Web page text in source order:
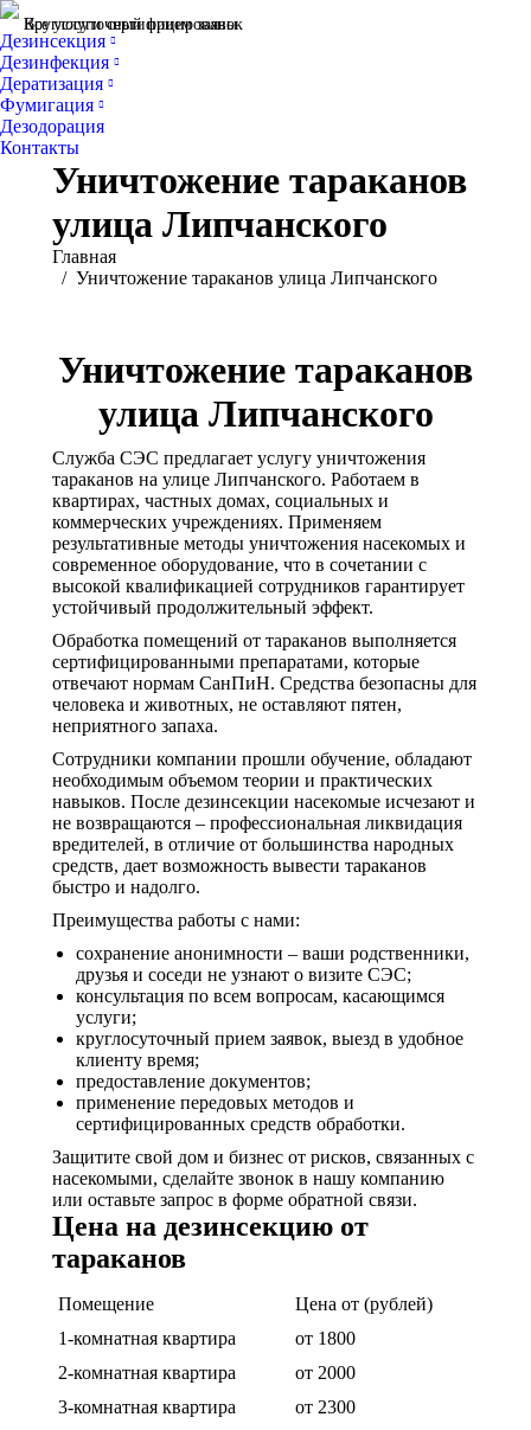
Все услуги сертифицированы
Круглосуточный прием заявок
Дезинсекция
Дезинфекция
Дератизация
Фумигация
Дезодорация
Контакты
Уничтожение тараканов
улица Липчанского
Вы здесь:
Главная
Уничтожение тараканов улица Липчанского
Уничтожение тараканов
улица Липчанского
Служба СЭС предлагает услугу уничтожения
тараканов на улице Липчанского. Работаем в
квартирах, частных домах, социальных и
коммерческих учреждениях. Применяем
результативные методы уничтожения насекомых и
современное оборудование, что в сочетании с
высокой квалификацией сотрудников гарантирует
устойчивый продолжительный эффект.
Обработка помещений от тараканов выполняется
сертифицированными препаратами, которые
отвечают нормам СанПиН. Средства безопасны для
человека и животных, не оставляют пятен,
неприятного запаха.
Сотрудники компании прошли обучение, обладают
необходимым объемом теории и практических
навыков. После дезинсекции насекомые исчезают и
не возвращаются – профессиональная ликвидация
вредителей, в отличие от большинства народных
средств, дает возможность вывести тараканов
быстро и надолго.
Преимущества работы с нами:
сохранение анонимности – ваши родственники,
друзья и соседи не узнают о визите СЭС;
консультация по всем вопросам, касающимся
услуги;
круглосуточный прием заявок, выезд в удобное
клиенту время;
предоставление документов;
применение передовых методов и
сертифицированных средств обработки.
Защитите свой дом и бизнес от рисков, связанных с
насекомыми, сделайте звонок в нашу компанию
или оставьте запрос в форме обратной связи.
Цена на дезинсекцию от
тараканов
Помещение
Цена от (рублей)
1-комнатная квартира
от 1800
2-комнатная квартира
от 2000
3-комнатная квартира
от 2300